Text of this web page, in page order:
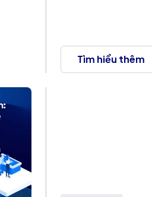
Tìm hiểu thêm